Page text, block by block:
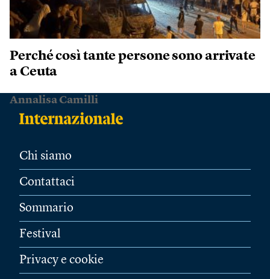
Perché così tante persone sono arrivate
a Ceuta
Annalisa Camilli
Chi siamo
Contattaci
Sommario
Festival
Privacy e cookie